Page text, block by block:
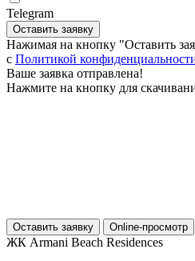
Telegram
Оставить заявку
Нажимая на кнопку "Оставить
c Политикой
Ваше заявка отправлена!
Нажмите на кнопку для
Оставить заявку Online-просмотр
ЖК Armani Beach Residences